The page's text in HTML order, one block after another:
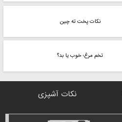
نکات پخت ته چین
تخم مرغ؛ خوب یا بد؟
نکات آشپزی